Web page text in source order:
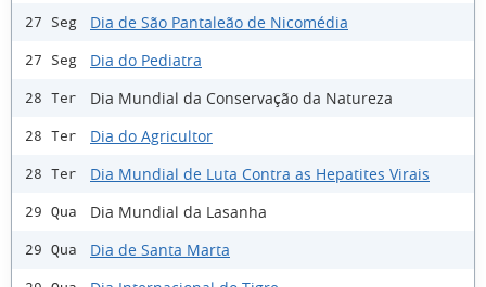
27 Seg Dia de São Pantaleão de Nicomédia
27 Seg Dia do Pediatra
28 Ter Dia Mundial da Conservação da Natureza
28 Ter Dia do Agricultor
28 Ter Dia Mundial de Luta Contra as Hepatites Virais
29 Qua Dia Mundial da Lasanha
29 Qua Dia de Santa Marta